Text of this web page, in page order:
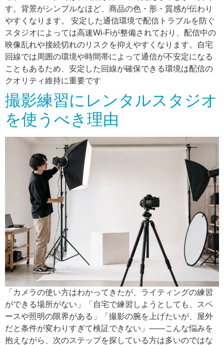
す。背景がシンプルなほど、商品の色・形・質感が伝わり
やすくなります。 安定した通信環境で配信トラブルを防ぐ
スタジオによっては高速Wi-Fiが整備されており、配信中の
映像乱れや接続切れのリスクを抑えやすくなります。自宅
回線では周囲の環境や時間帯によって通信が不安定になる
こともあるため、安定した回線が確保できる環境は配信の
クオリティ維持に重要です
撮影練習にレンタルスタジオ
を使うべき理由
「カメラの使い方はわかってきたが、ライティングの練習
ができる場所がない」「自宅で練習しようとしても、スペ
ースや照明の限界がある」「撮影の腕を上げたいが、屋外
だと条件が変わりすぎて検証できない」——こんな悩みを
抱えながら、次のステップを探している方は多いのではな